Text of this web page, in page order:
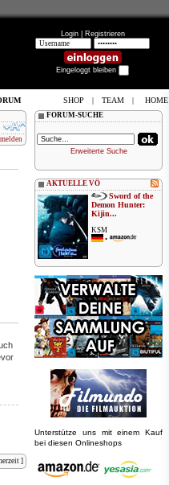
Login | Registrieren
Eingeloggt bleiben
]
FORUM-SUCHE
Erweiterte Suche
AKTUELLE VÖ
Sword of the
Demon Hunter:
Kijin...
KSM
•
Unterstütze uns mit einem Kauf
bei diesen Onlineshops
SHOP | TEAM | HOME